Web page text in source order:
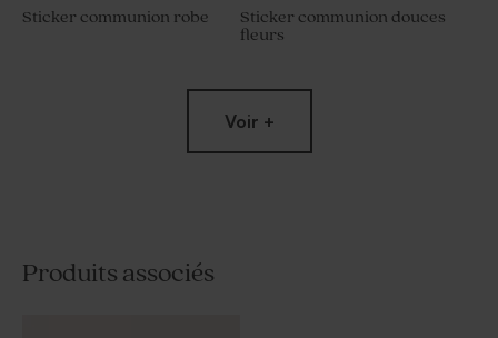
Sticker communion robe
Sticker communion douces
fleurs
Voir +
Produits associés